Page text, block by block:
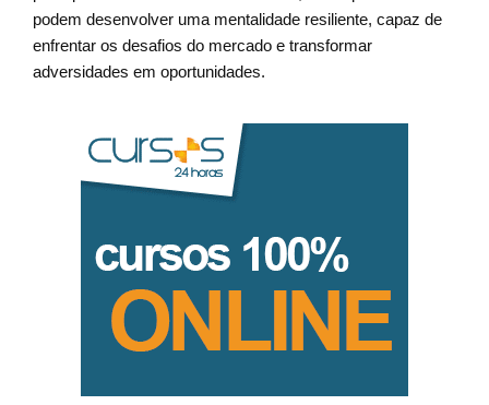
podem desenvolver uma mentalidade resiliente, capaz de
enfrentar os desafios do mercado e transformar
adversidades em oportunidades.